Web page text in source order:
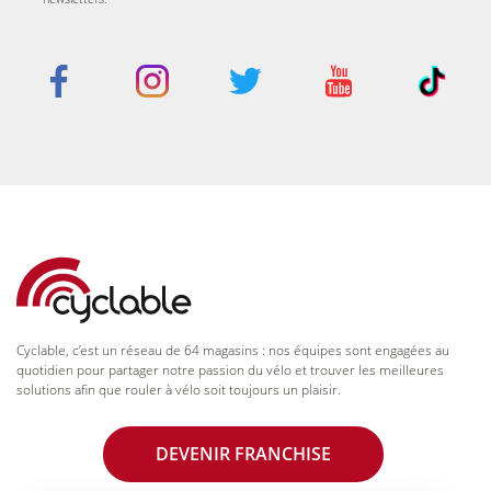
Cyclable, c’est un réseau de 64 magasins : nos équipes sont engagées au
quotidien pour partager notre passion du vélo et trouver les meilleures
solutions afin que rouler à vélo soit toujours un plaisir.
DEVENIR FRANCHISE